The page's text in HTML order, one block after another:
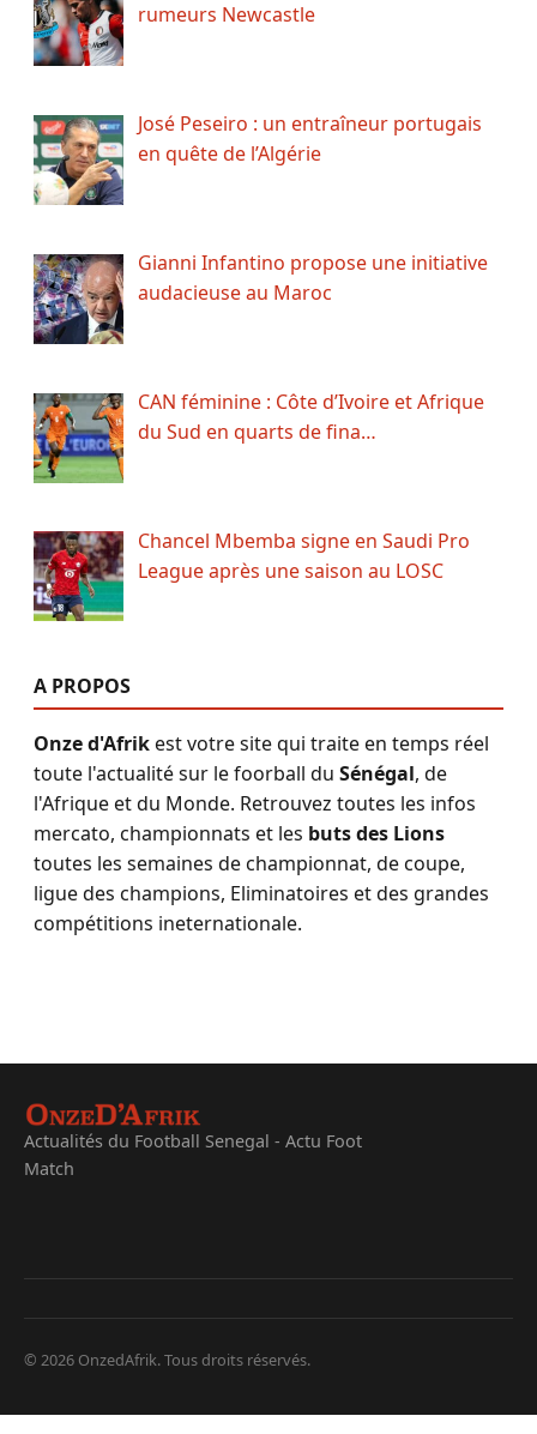
rumeurs Newcastle
José Peseiro : un entraîneur portugais
en quête de l’Algérie
Gianni Infantino propose une initiative
audacieuse au Maroc
CAN féminine : Côte d’Ivoire et Afrique
du Sud en quarts de fina…
Chancel Mbemba signe en Saudi Pro
League après une saison au LOSC
A PROPOS
Onze d'Afrikest votre site qui traite en temps réel
toute l'actualité sur le foorball du Sénégal, de
l'Afrique et du Monde. Retrouvez toutes les infos
mercato, championnats et les buts des Lions
toutes les semaines de championnat, de coupe,
ligue des champions, Eliminatoires et des grandes
compétitions ineternationale.
Actualités du Football Senegal - Actu Foot
Match
© 2026 OnzedAfrik. Tous droits réservés.